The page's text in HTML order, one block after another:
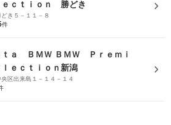
ｃｔｉｏｎ 勝どき
き５－１１－８
件
ｔａ ＢＭＷ ＢＭＷ Ｐｒｅｍｉ
ｅｃｔｉｏｎ新潟
区出来島１－１４－１４